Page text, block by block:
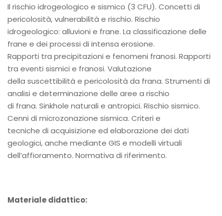
Il rischio idrogeologico e sismico (3 CFU). Concetti di
pericolosità, vulnerabilità e rischio. Rischio
idrogeologico: alluvioni e frane. La classificazione delle
frane e dei processi di intensa erosione.
Rapporti tra precipitazioni e fenomeni franosi. Rapporti
tra eventi sismici e franosi. Valutazione
della suscettibilità e pericolosità da frana. Strumenti di
analisi e determinazione delle aree a rischio
di frana. Sinkhole naturali e antropici. Rischio sismico.
Cenni di microzonazione sismica. Criteri e
tecniche di acquisizione ed elaborazione dei dati
geologici, anche mediante GIS e modelli virtuali
dell’affioramento. Normativa di riferimento.
Materiale didattico: